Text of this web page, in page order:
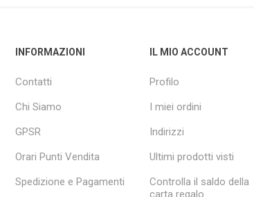
INFORMAZIONI
Contatti
Chi Siamo
GPSR
Orari Punti Vendita
Spedizione e Pagamenti
IL MIO ACCOUNT
Profilo
I miei ordini
Indirizzi
Ultimi prodotti visti
Controlla il saldo della
carta regalo